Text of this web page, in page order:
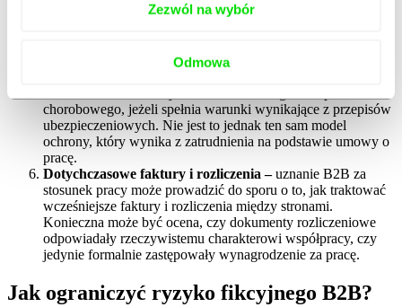
Zezwól na wybór
Odmowa
obniżeniu obciążeń publicznoprawnych albo przeniesieniu
chorobowa działa inaczej przy umowie o pracę i inaczej przy
chorobowego, jeżeli spełnia warunki wynikające z przepisów
ubezpieczeniowych. Nie jest to jednak ten sam model
ochrony, który wynika z zatrudnienia na podstawie umowy o
pracę.
Dotychczasowe faktury i rozliczenia –uznanie B2B za
stosunek pracy może prowadzić do sporu o to, jak traktować
wcześniejsze faktury i rozliczenia między stronami.
Konieczna może być ocena, czy dokumenty rozliczeniowe
odpowiadały rzeczywistemu charakterowi współpracy, czy
jedynie formalnie zastępowały wynagrodzenie za pracę.
Jak ograniczyć ryzyko fikcyjnego B2B?